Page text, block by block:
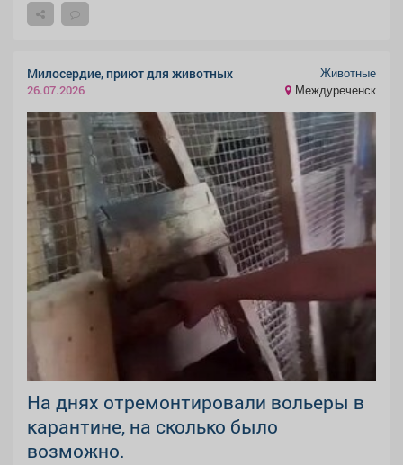
Милосердие, приют для животных
26.07.2026
Животные
Междуреченск
На днях отремонтировали вольеры в
карантине, на сколько было
возможно.